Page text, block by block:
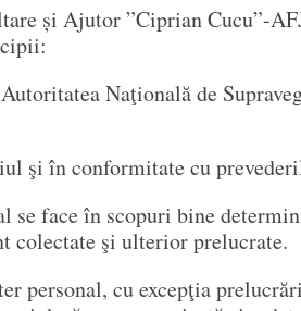
și Ajutor ”Ciprian Cucu”-
Naţională de
şi în conformitate cu
se face în scopuri bine
colectate şi ulterior prelucrate.
personal, cu excepţia